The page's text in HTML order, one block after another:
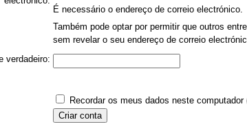
É necessário o endereço de correio electrónico.
Também pode optar por permitir que outros
sem revelar o seu endereço de correio
verdadeiro:
Recordar os meus dados neste